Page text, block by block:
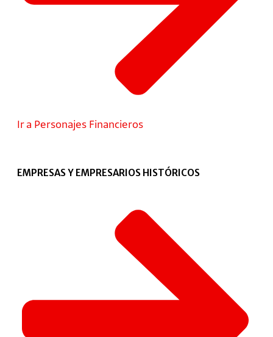
Ir a Personajes Financieros
EMPRESAS Y EMPRESARIOS HISTÓRICOS